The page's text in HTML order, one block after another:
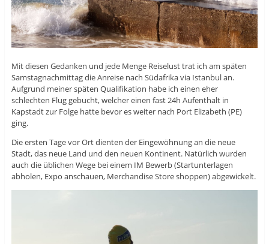
Mit diesen Gedanken und jede Menge Reiselust trat ich am späten
Samstagnachmittag die Anreise nach Südafrika via Istanbul an.
Aufgrund meiner späten Qualifikation habe ich einen eher
schlechten Flug gebucht, welcher einen fast 24h Aufenthalt in
Kapstadt zur Folge hatte bevor es weiter nach Port Elizabeth (PE)
ging.
Die ersten Tage vor Ort dienten der Eingewöhnung an die neue
Stadt, das neue Land und den neuen Kontinent. Natürlich wurden
auch die üblichen Wege bei einem IM Bewerb (Startunterlagen
abholen, Expo anschauen, Merchandise Store shoppen) abgewickelt.